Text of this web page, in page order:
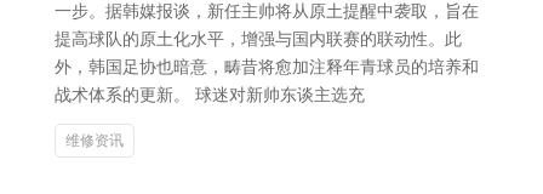
一步。据韩媒报谈，新任主帅将从原土提醒中袭取，旨在
提高球队的原土化水平，增强与国内联赛的联动性。此
外，韩国足协也暗意，畴昔将愈加注释年青球员的培养和
战术体系的更新。 球迷对新帅东谈主选充
维修资讯